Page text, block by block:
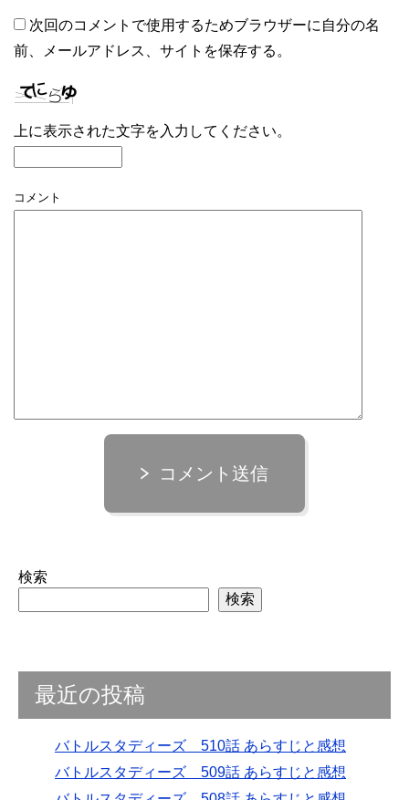
次回のコメントで使用するためブラウザーに自分の名
前、メールアドレス、サイトを保存する。
上に表示された文字を入力してください。
コメント
コメント送信
検索
検索
最近の投稿
バトルスタディーズ 510話 あらすじと感想
バトルスタディーズ 509話 あらすじと感想